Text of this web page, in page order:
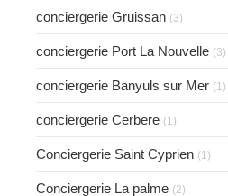
conciergerie Gruissan (3)
conciergerie Port La Nouvelle (3)
conciergerie Banyuls sur Mer (1)
conciergerie Cerbere (1)
Conciergerie Saint Cyprien (1)
Conciergerie La palme (2)